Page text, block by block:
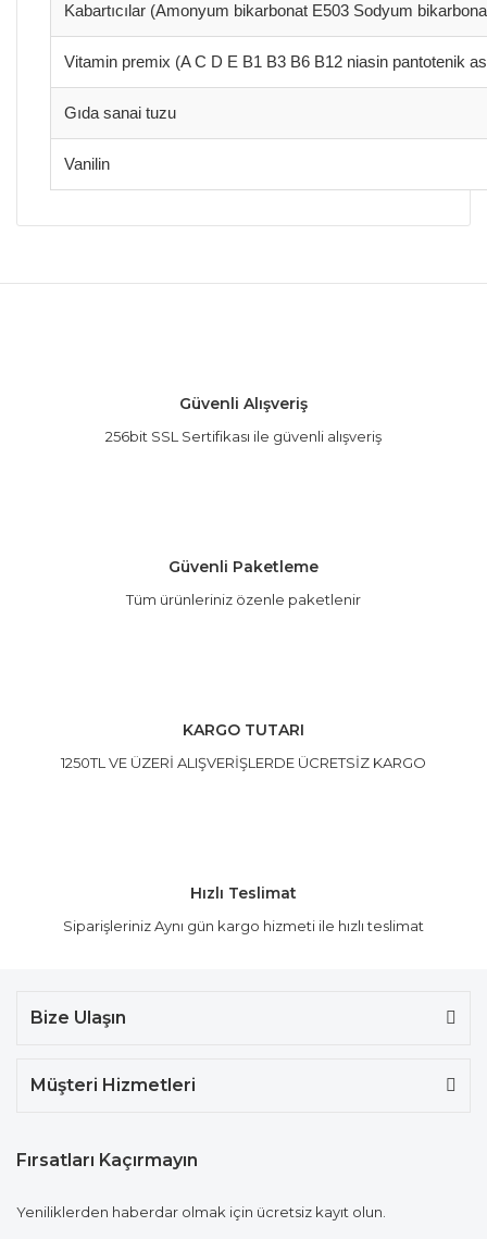
Kabartıcılar (Amonyum bikarbonat E503 Sodyum
Vitamin premix (A C D E B1 B3 B6 B12 niasin pantotenik
Gıda sanai tuzu
Vanilin
ve diğer konularda yetersiz gördüğünüz noktaları
Ürün açıklamasında eksik bilgiler bulunuyor.
Ürün bilgilerinde hatalar bulunuyor.
Güvenli Alışveriş
256bit SSL Sertifikası ile güvenli alışveriş
Güvenli Paketleme
Tüm ürünleriniz özenle paketlenir
KARGO TUTARI
1250TL VE ÜZERİ ALIŞVERİŞLERDE ÜCRETSİZ KARGO
Hızlı Teslimat
Siparişleriniz Aynı gün kargo hizmeti ile hızlı teslimat
Bize Ulaşın
Müşteri Hizmetleri
Fırsatları Kaçırmayın
Yeniliklerden haberdar olmak için ücretsiz kayıt olun.